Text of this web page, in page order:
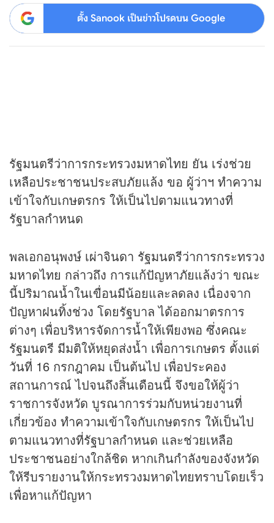
ตั้ง Sanook เป็นข่าวโปรดบน Google
รัฐมนตรีว่าการกระทรวงมหาดไทย ยัน เร่งช่วย
เหลือประชาชนประสบภัยแล้ง ขอ ผู้ว่าฯ ทำความ
เข้าใจกับเกษตรกร ให้เป็นไปตามแนวทางที่
รัฐบาลกำหนด
พลเอกอนุพงษ์ เผ่าจินดา รัฐมนตรีว่าการกระทรวง
มหาดไทย กล่าวถึง การแก้ปัญหาภัยแล้งว่า ขณะ
นี้ปริมาณน้ำในเขื่อนมีน้อยและลดลง เนื่องจาก
ปัญหาฝนทิ้งช่วง โดยรัฐบาล ได้ออกมาตรการ
ต่างๆ เพื่อบริหารจัดการน้ำให้เพียงพอ ซึ่งคณะ
รัฐมนตรี มีมติให้หยุดส่งน้ำ เพื่อการเกษตร ตั้งแต่
วันที่ 16 กรกฎาคม เป็นต้นไป เพื่อประคอง
สถานการณ์ ไปจนถึงสิ้นเดือนนี้ จึงขอให้ผู้ว่า
ราชการจังหวัด บูรณาการร่วมกับหน่วยงานที่
เกี่ยวข้อง ทำความเข้าใจกับเกษตรกร ให้เป็นไป
ตามแนวทางที่รัฐบาลกำหนด และช่วยเหลือ
ประชาชนอย่างใกล้ชิด หากเกินกำลังของจังหวัด
ให้รีบรายงานให้กระทรวงมหาดไทยทราบโดยเร็ว
เพื่อหาแก้ปัญหา